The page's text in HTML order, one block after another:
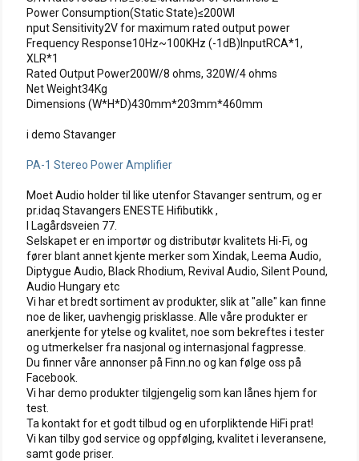
Power Consumption(Static State)≤200WI
nput Sensitivity2V for maximum rated output power
Frequency Response10Hz~100KHz (-1dB)InputRCA*1,
XLR*1
Rated Output Power200W/8 ohms, 320W/4 ohms
Net Weight34Kg
Dimensions (W*H*D)430mm*203mm*460mm
i demo Stavanger
PA-1 Stereo Power Amplifier
Moet Audio holder til like utenfor Stavanger sentrum, og er
pr.idaq Stavangers ENESTE Hifibutikk ,
I Lagårdsveien 77.
Selskapet er en importør og distributør kvalitets Hi-Fi, og
fører blant annet kjente merker som Xindak, Leema Audio,
Diptygue Audio, Black Rhodium, Revival Audio, Silent Pound,
Audio Hungary etc
Vi har et bredt sortiment av produkter, slik at "alle" kan finne
noe de liker, uavhengig prisklasse. Alle våre produkter er
anerkjente for ytelse og kvalitet, noe som bekreftes i tester
og utmerkelser fra nasjonal og internasjonal fagpresse.
Du finner våre annonser på Finn.no og kan følge oss på
Facebook.
Vi har demo produkter tilgjengelig som kan lånes hjem for
test.
Ta kontakt for et godt tilbud og en uforpliktende HiFi prat!
Vi kan tilby god service og oppfølging, kvalitet i leveransene,
samt gode priser.